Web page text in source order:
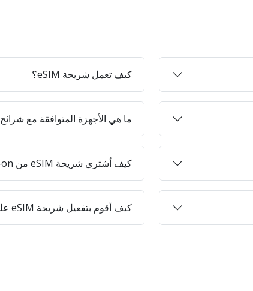
كيف تعمل شريحة eSIM؟
ما هي الأجهزة المتوافقة مع شرائح eSIM؟
كيف أشتري شريحة eSIM من Jett-on؟
كيف أقوم بتفعيل شريحة eSIM على جهازي؟